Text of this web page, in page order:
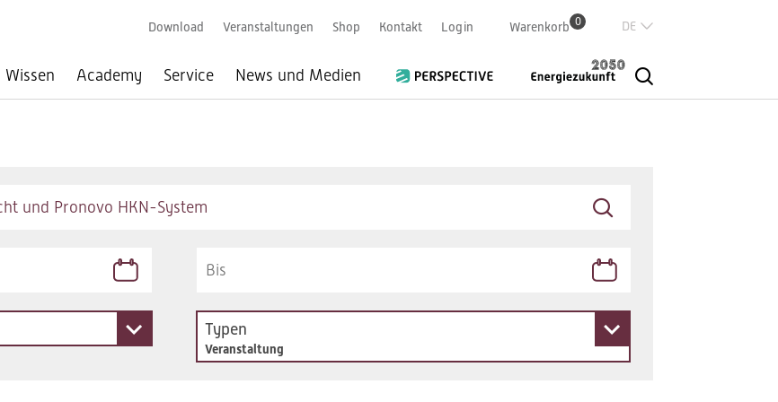
Wissen Academy Service News und Medien
Download Veranstaltungen Shop Kontakt Login Warenkorb 0
English
Typen
Veranstaltung